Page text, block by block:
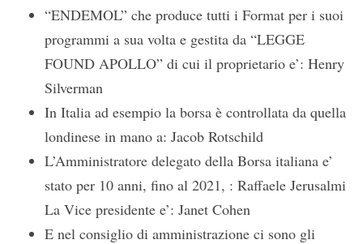
“ENDEMOL” che produce tutti i Format per i suoi
programmi a sua volta e gestita da “LEGGE
FOUND APOLLO” di cui il proprietario e’: Henry
Silverman
In Italia ad esempio la borsa è controllata da quella
londinese in mano a: Jacob Rotschild
L’Amministratore delegato della Borsa italiana e’
stato per 10 anni, fino al 2021, : Raffaele Jerusalmi
La Vice presidente e’: Janet Cohen
E nel consiglio di amministrazione ci sono gli